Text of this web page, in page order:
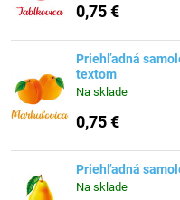
0,75 €
Priehľadná
textom
Na sklade
0,75 €
Priehľadná
Na sklade